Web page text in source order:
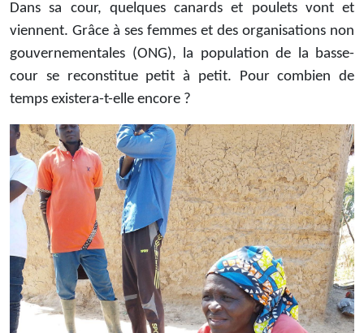
Dans sa cour, quelques canards et poulets vont et
viennent. Grâce à ses femmes et des organisations non
gouvernementales (ONG), la population de la basse-
cour se reconstitue petit à petit. Pour combien de
temps existera-t-elle encore ?